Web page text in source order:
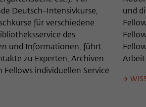
Deutsch-Intensivkurse,
für verschiedene
des
und Informationen, führt
zu Experten, Archiven
individuellen Service
und